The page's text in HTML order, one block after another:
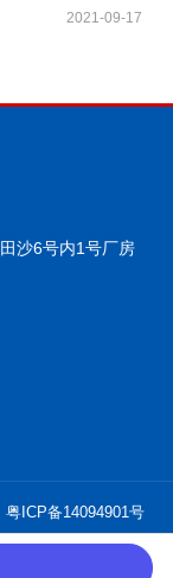
2021-09-17
沙6号内1号厂房
粤ICP备14094901号